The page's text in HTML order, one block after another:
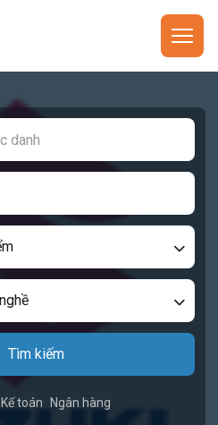
Tìm kiếm
Kế toán Ngân hàng